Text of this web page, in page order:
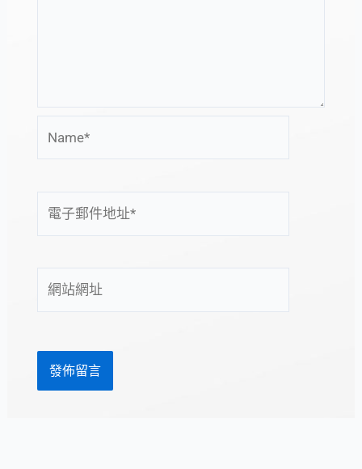
子
地
站